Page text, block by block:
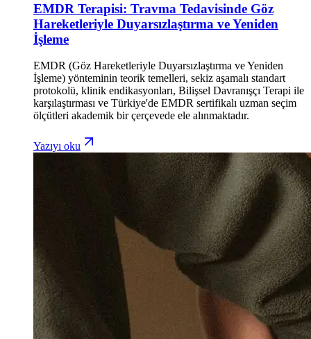
EMDR Terapisi: Travma Tedavisinde Göz
Hareketleriyle Duyarsızlaştırma ve Yeniden
İşleme
EMDR (Göz Hareketleriyle Duyarsızlaştırma ve Yeniden
İşleme) yönteminin teorik temelleri, sekiz aşamalı standart
protokolü, klinik endikasyonları, Bilişsel Davranışçı Terapi ile
karşılaştırması ve Türkiye'de EMDR sertifikalı uzman seçim
ölçütleri akademik bir çerçevede ele alınmaktadır.
Yazıyı oku